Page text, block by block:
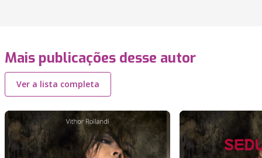
Mais publicações desse autor
Ver a lista completa